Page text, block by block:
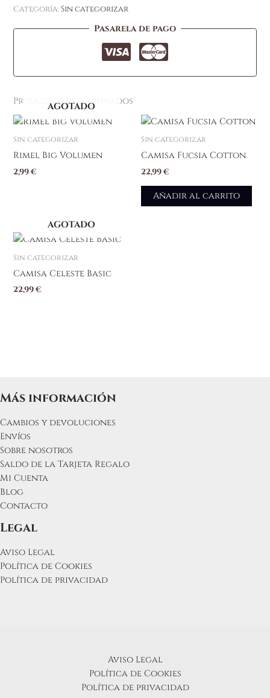
Categoría:Sin categorizar
Pasarela de pago
Productos relacionados
AGOTADO
Sin categorizar
Rimel Big Volumen
2,99€
Sin categorizar
Camisa Fucsia Cotton
22,99€
Añadir al carrito
AGOTADO
Sin categorizar
Camisa Celeste Basic
22,99€
Más información
Cambios y devoluciones
Envíos
Sobre nosotros
Saldo de la Tarjeta Regalo
Mi Cuenta
Blog
Contacto
Legal
Aviso Legal
Política de Cookies
Política de privacidad
Aviso Legal
Política de Cookies
Política de privacidad